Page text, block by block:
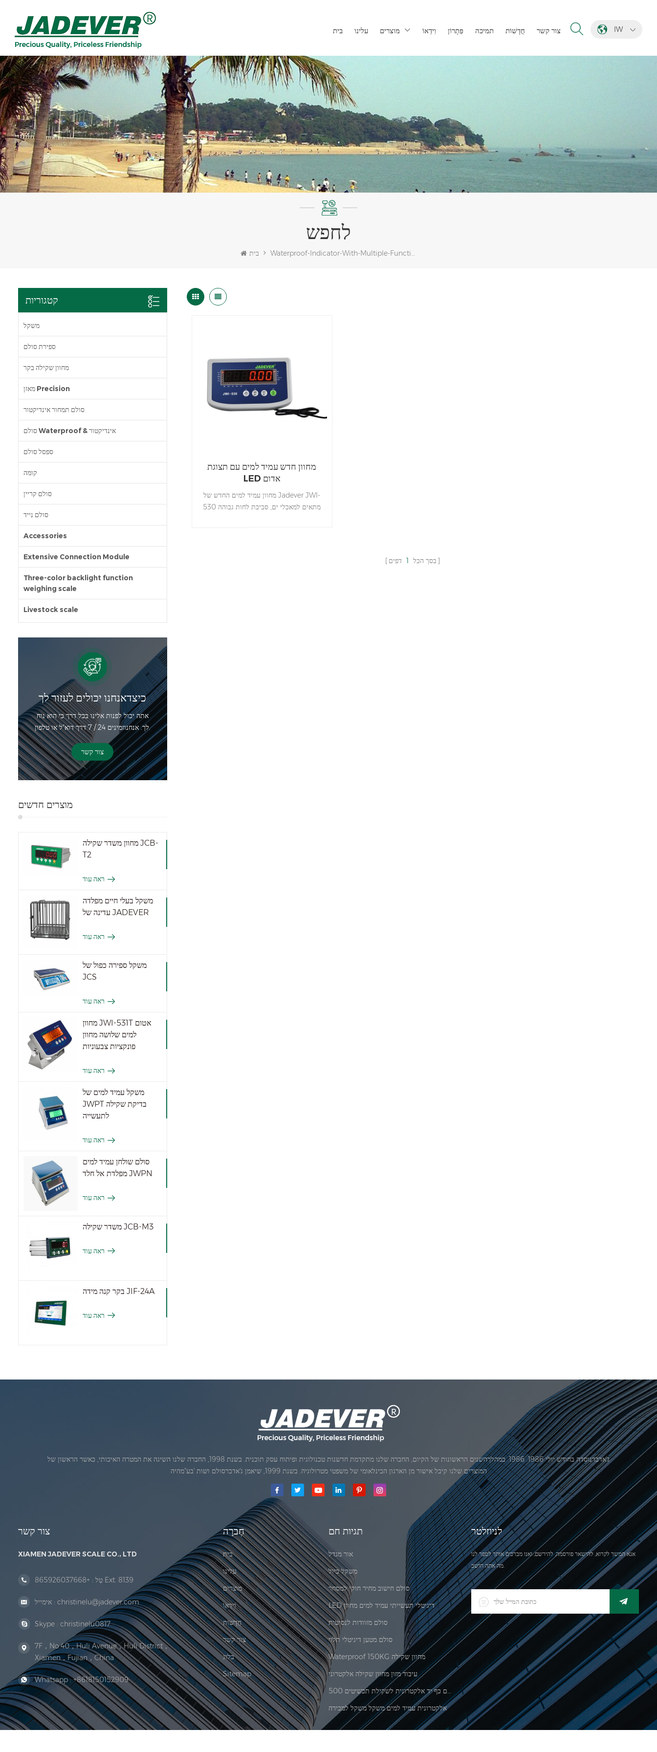
IW בית עלינו מוצרים וִידֵאוֹ פִּתָרוֹן תמיכה חֲדָשׁוֹת צור קשר
לחפש
בית Waterproof-Indicator-With-Multiple-Functions
קטגוריות
משקל
ספירת סולם
מחוון שקילה בקר
מאזן Precision
סולם תמחור אינדיקטור
סולם Waterproof & אינדיקטור
ספסל סולם
קומה
סולם קריין
סולם נייד
Accessories
Extensive Connection Module
Three-color backlight function
weighing scale
Livestock scale
כיצדאנחנו יכולים לעזור לך
אתה יכול לפנות אלינו בכל דרך כי הוא נוח
לך. אנחנוזמינים 24 / 7 דרך דוא"ל או טלפון.
צור קשר
מוצרים חדשים
מחוון משדר שקילה JCB-
T2
ראה עוד
משקל בעלי חיים מפלדה
עדינה של JADEVER
ראה עוד
משקל ספירה כפול של
JCS
ראה עוד
מחוון JWI-531T אטום
למים שלושה מחוון
פונקציות צבעוניות
ראה עוד
משקל עמיד למים של
JWPT בדיקת שקילה
לתעשייה
ראה עוד
סולם שולחן עמיד למים
מפלדת אל חלד JWPN
ראה עוד
משדר שקילה JCB-M3
ראה עוד
בקר קנה מידה JIF-24A
ראה עוד
מחוון חדש עמיד למים עם תצוגת
LED אדום
מחוון עמיד למים החדש של Jadever JWI-
530 מתאים למאכלי ים, סביבת לחות גבוהה
בסך הכל 1 דפים
ג'אדברנוסדה בחודש יולי 1986. 1986. במהלךהשנים הראשונות של הקיום, החברה שלנו מתקדמת חדשנות טכנולוגית ופיתוח עסק תוכנית. בשנת 1998, החברה שלנו השיגה את המטרה האיכותי, כאשר הראשון של
המוצרים שלנו קיבל אישור מן הארגון הבינלאומי של משפטי מטרולוגיה. בשנת 1999, שיאמן ג'אדברסולם ושות 'בע"מהיה
צור קשר
XIAMEN JADEVER SCALE CO., LTD
טַל : +865926037668 Ext. 8139
אימייל : christinelu@jadever.com
Skype : christinelu0817
7F，No.40，Huli Avenue，Huli District，
Xiamen，Fujian，China
Whatsapp :+8618150152909
חֶברָה
בית
עלינו
מוצרים
וִידֵאוֹ
חֲדָשׁוֹת
צור קשר
בלוג
Sitemap
תגיות חם
אור מגדל
משקל כיול
סולם חישוב מחיר חוקי למסחר
LED דיגיטלי תעשייתי עמיד למים מחוון
סולם מזוודות לנסיעות
סולם מטען דיגיטלי תלוי
Waterproof 150KG מחוון שקילה
עיבוד מזון מחוון שקילה אלקטרוני
500 גרםסולם כף יד אלקטרונית לשקילת תכשיטים
אלקטרונית עמיד למים משקל משקל למכירה
לניוזלטר
אנא המשך לקרוא, להישאר פורסמה, להירשם, ואנו מברכים אותך לספר לנו
מה אתה חושב.